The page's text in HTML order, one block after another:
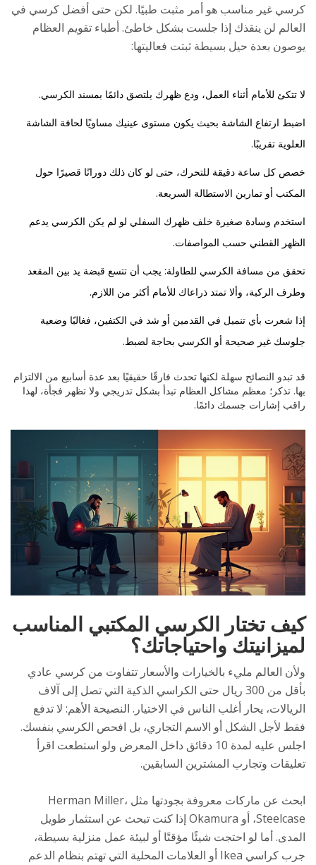
كرسي غير مناسب هو أمر مثبت طبيًا. لكن حتى أفضل كرسي في
العالم لن ينقذك إذا جلست بشكل خاطئ. أطباء تقويم العظام
يوصون بعدة حيل بسيطة ثبتت فعاليتها:
لا تتكئ للأمام أثناء العمل، ودع ظهرك يلتصق دائمًا بمسند الكرسي.
اضبط ارتفاع الشاشة بحيث يكون مستوى عينيك مساويًا لحافة الشاشة
العلوية تقريبًا.
خصص كل ساعة دقيقة للتحرك، حتى لو كان ذلك دورانًا قصيرًا حول
المكتب أو تمارين الاستطالة السريعة.
استخدم وسادة صغيرة خلف ظهرك السفلي لو لم يكن الكرسي يدعم
الظهر القطني حسب المواصفات.
تحقق من مسافة الكرسي للطاولة: يجب أن تتسع قبضة يد بين المقعد
وطرف الركبة، وألا تمتد ذراعاك للأمام أكثر من اللازم.
إذا شعرت بأي تنميل في القدمين أو شد في الكتفين، فغالبًا وضعية
جلوسك غير صحيحة أو الكرسي بحاجة لضبط.
قد تبدو النصائح سهلة لكنها تحدث فارقًا حقيقيًا بعد عدة أسابيع من الالتزام
بها. تذكر؛ معظم مشاكل العظام تبدأ بشكل تدريجي ولا تظهر فجأة، لهذا
راقب إشارات جسمك دائمًا.
كيف تختار الكرسي المكتبي المناسب
لميزانيتك واحتياجاتك؟
ولأن العالم مليء بالخيارات والأسعار تتفاوت من كرسي عادي
بأقل من 300 ريال حتى الكراسي الذكية التي تصل إلى آلاف
الريالات، يحار أغلب الناس في الاختيار. النصيحة الأهم: لا تدفع
فقط لأجل الشكل أو الاسم التجاري، بل افحص الكرسي بنفسك.
اجلس عليه لمدة 10 دقائق داخل المعرض ولو استطعت اقرأ
تعليقات وتجارب المشترين السابقين.
ابحث عن ماركات معروفة بجودتها مثل Herman Miller،
Steelcase، أو Okamura إذا كنت تبحث عن استثمار طويل
المدى. أما لو احتجت شيئًا مؤقتًا أو لبيئة عمل منزلية بسيطة،
جرب كراسي Ikea أو العلامات المحلية التي تهتم بنظام الدعم